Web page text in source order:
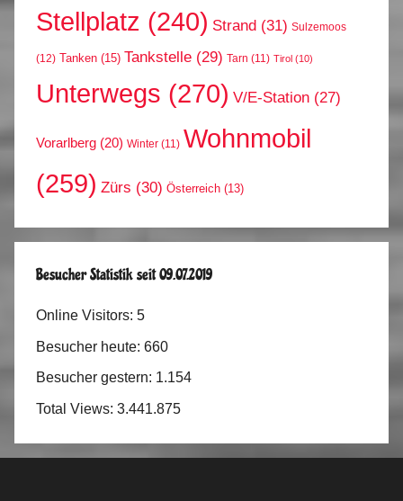
Stellplatz (240) Strand (31) Sulzemoos
(12) Tanken (15) Tankstelle (29) Tarn (11) Tirol (10)
Unterwegs (270) V/E-Station (27)
Vorarlberg (20) Winter (11) Wohnmobil
(259) Zürs (30) Österreich (13)
Besucher Statistik seit 09.07.2019
Online Visitors: 5
Besucher heute: 660
Besucher gestern: 1.154
Total Views: 3.441.875